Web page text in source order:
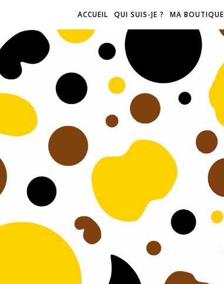
ACCUEIL QUI SUIS-JE ? MA BOUTIQUE